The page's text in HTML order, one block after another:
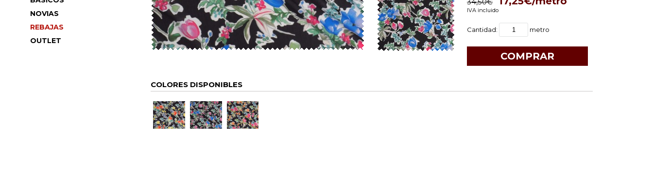
NOVIAS
REBAJAS
OUTLET
IVA incluido
Cantidad: metro
COLORES DISPONIBLES